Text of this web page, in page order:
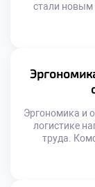
стали новым
расчетам.
Эргономика и
логистике
труда.
процессов